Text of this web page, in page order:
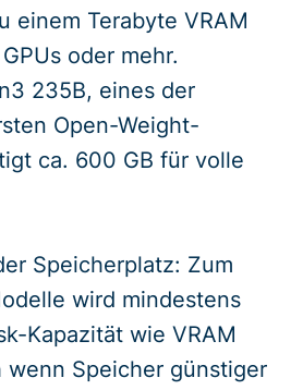
einem Terabyte VRAM
oder mehr.
235B, eines der
Open-Weight-
ca. 600 GB für volle
Speicherplatz: Zum
wird mindestens
Kapazität wie VRAM
Speicher günstiger